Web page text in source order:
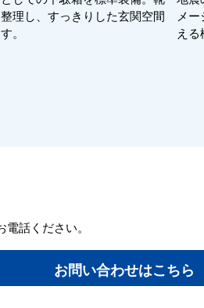
理し、すっきりした玄関空間
。
メ
える
電話ください。
お問い合わせはこちら